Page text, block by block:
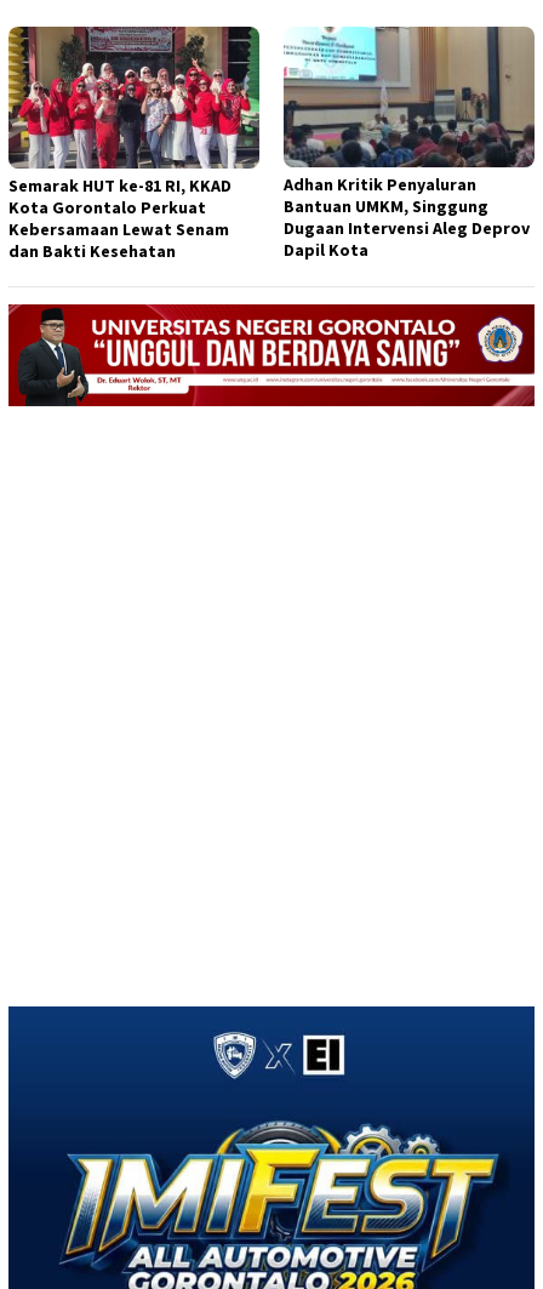
Semarak HUT ke-81 RI, KKAD
Kota Gorontalo Perkuat
Kebersamaan Lewat Senam
dan Bakti Kesehatan
Adhan Kritik Penyaluran
Bantuan UMKM, Singgung
Dugaan Intervensi Aleg Deprov
Dapil Kota